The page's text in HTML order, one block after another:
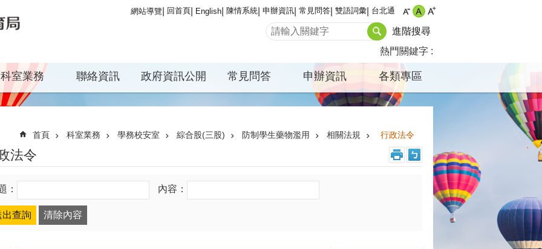
網站導覽 回首頁 English 陳情系統 申辦資訊 常見問答 雙語詞彙 台北通
進階搜尋
熱門關鍵字
科室業務 聯絡資訊 政府資訊公開 常見問答 申辦資訊 各類專區
首頁 科室業務 學務校安室 綜合股(三股) 防制學生藥物濫用 相關法規 行政法令
法令
： 內容：